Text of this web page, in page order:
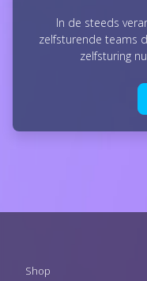
In de steeds
zelfsturende teams
zelfsturing
Footer
Shop